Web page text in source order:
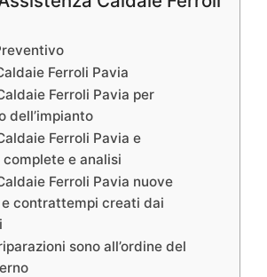
Ferroli Pavia
Ferroli Pavia per
dell’impianto
Ferroli Pavia e
e analisi
Ferroli Pavia nuove
contrattempi creati dai
sono all’ordine del